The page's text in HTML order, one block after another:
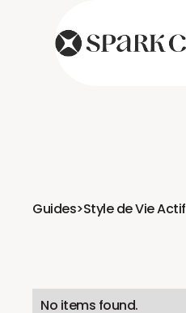
Guides>Style de Vie Actif
No items found.